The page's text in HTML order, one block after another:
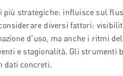
più strategiche: influisce sul
diversi fattori:
d’uso, ma anche i ritmi
e stagionalità. Gli strumenti
dati concreti.